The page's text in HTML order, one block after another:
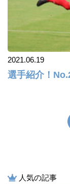
2021.06.19
選手紹介！
人気の記事